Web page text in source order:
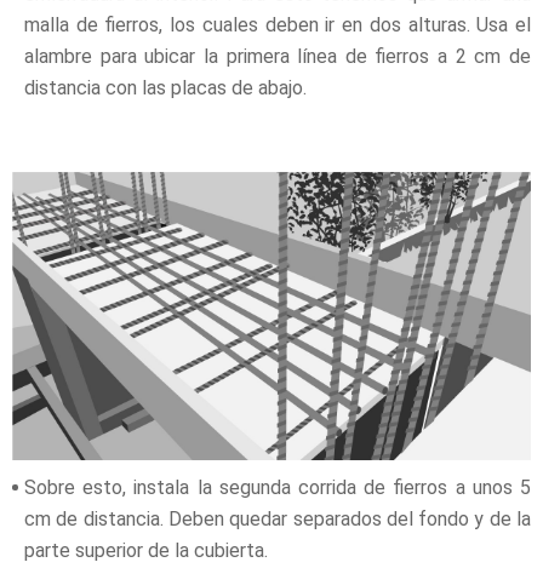
malla de fierros, los cuales deben ir en dos alturas. Usa el
alambre para ubicar la primera línea de fierros a 2 cm de
distancia con las placas de abajo.
Sobre esto, instala la segunda corrida de fierros a unos 5
cm de distancia. Deben quedar separados del fondo y de la
parte superior de la cubierta.